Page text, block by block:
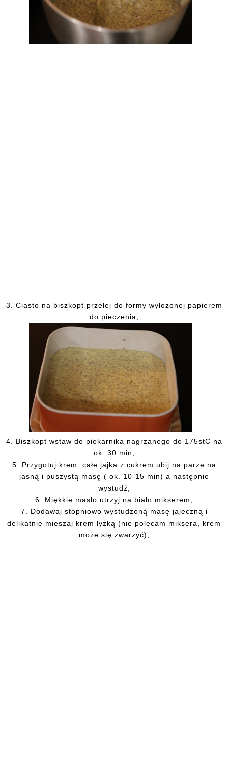
3. Ciasto na biszkopt przelej do formy wyłożonej papierem
do pieczenia;
4. Biszkopt wstaw do piekarnika nagrzanego do 175stC na
ok. 30 min;
5. Przygotuj krem: całe jajka z cukrem ubij na parze na
jasną i puszystą masę ( ok. 10-15 min) a następnie
wystudź;
6. Miękkie masło utrzyj na biało mikserem;
7. Dodawaj stopniowo wystudzoną masę jajeczną i
delikatnie mieszaj krem łyżką (nie polecam miksera, krem
może się zwarzyć);